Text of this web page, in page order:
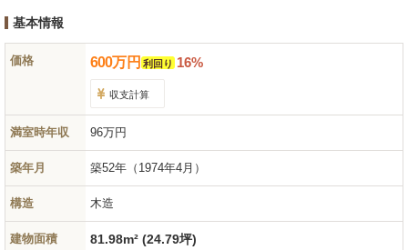
基本情報
価格 600万円 利回り 16%
収支計算
満室時年収 96万円
築年月 築52年 （1974年4月）
構造 木造
建物面積 81.98m² (24.79坪)